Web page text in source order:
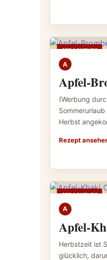
GEBACKENES
A
Apfel-
(Werbung
Herbst
Rezept
GEBACKENES
A
Apfel-
Herbstzeit ist
glücklich,